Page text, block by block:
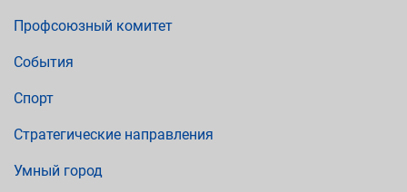
Профсоюзный комитет
События
Спорт
Стратегические направления
Умный город